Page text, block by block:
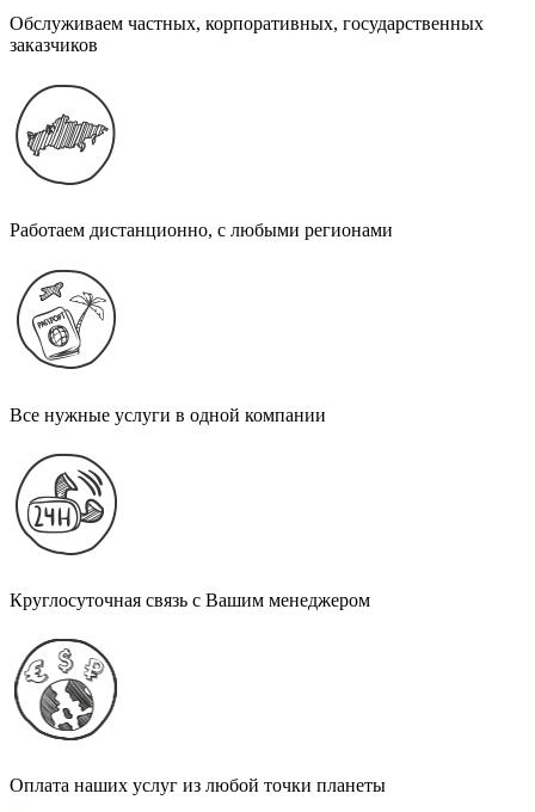
Обслуживаем частных, корпоративных, государственных
заказчиков
Работаем дистанционно, с любыми регионами
Все нужные услуги в одной компании
Круглосуточная связь с Вашим менеджером
Оплата наших услуг из любой точки планеты